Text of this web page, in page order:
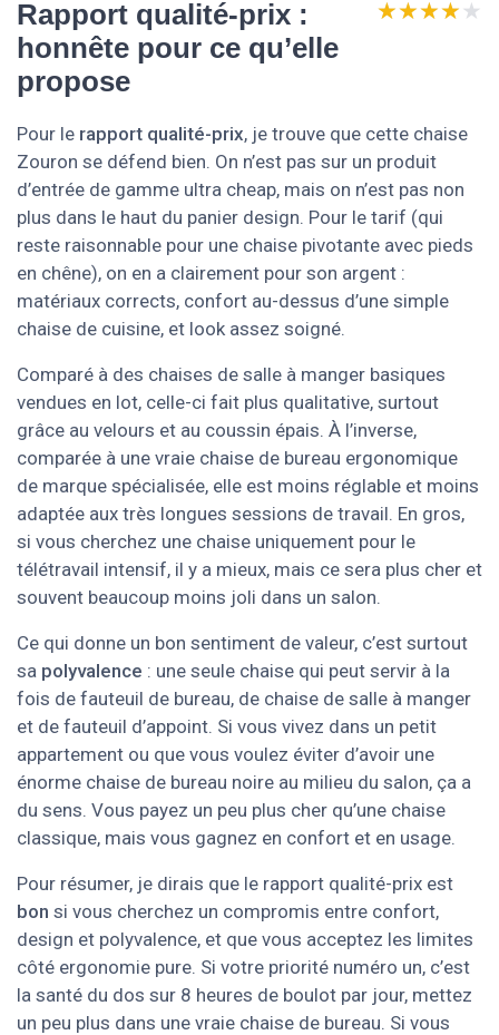
Rapport qualité-prix :
honnête pour ce qu’elle
propose
★★★★★
★★★★★
Pour le rapport qualité-prix, je trouve que cette chaise
Zouron se défend bien. On n’est pas sur un produit
d’entrée de gamme ultra cheap, mais on n’est pas non
plus dans le haut du panier design. Pour le tarif (qui
reste raisonnable pour une chaise pivotante avec pieds
en chêne), on en a clairement pour son argent :
matériaux corrects, confort au-dessus d’une simple
chaise de cuisine, et look assez soigné.
Comparé à des chaises de salle à manger basiques
vendues en lot, celle-ci fait plus qualitative, surtout
grâce au velours et au coussin épais. À l’inverse,
comparée à une vraie chaise de bureau ergonomique
de marque spécialisée, elle est moins réglable et moins
adaptée aux très longues sessions de travail. En gros,
si vous cherchez une chaise uniquement pour le
télétravail intensif, il y a mieux, mais ce sera plus cher et
souvent beaucoup moins joli dans un salon.
Ce qui donne un bon sentiment de valeur, c’est surtout
sa polyvalence : une seule chaise qui peut servir à la
fois de fauteuil de bureau, de chaise de salle à manger
et de fauteuil d’appoint. Si vous vivez dans un petit
appartement ou que vous voulez éviter d’avoir une
énorme chaise de bureau noire au milieu du salon, ça a
du sens. Vous payez un peu plus cher qu’une chaise
classique, mais vous gagnez en confort et en usage.
Pour résumer, je dirais que le rapport qualité-prix est
bon si vous cherchez un compromis entre confort,
design et polyvalence, et que vous acceptez les limites
côté ergonomie pure. Si votre priorité numéro un, c’est
la santé du dos sur 8 heures de boulot par jour, mettez
un peu plus dans une vraie chaise de bureau. Si vous